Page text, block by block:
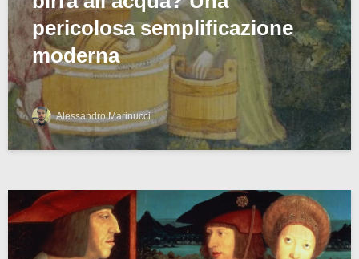
pericolosa semplificazione
moderna
Alessandro Marinucci